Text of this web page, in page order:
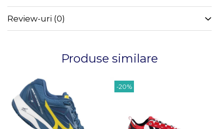
Review-uri (0)
Produse similare
-20%